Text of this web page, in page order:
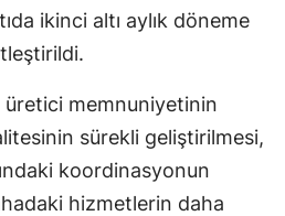
ikinci altı aylık döneme
üretici memnuniyetinin
sürekli geliştirilmesi,
koordinasyonun
hizmetlerin daha